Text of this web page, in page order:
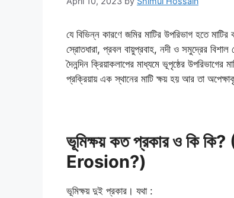
যে বিভিন্ন কারণে জমির মাটির উপরিভাগ হতে
স্রোতধারা, প্রবল বায়ুপ্রবাহ, নদী ও সমুদ্রের বিশাল
দৈনন্দিন ক্রিয়াকলাপের মাধ্যমে ভূপৃষ্ঠের
প্রক্রিয়ায় এক স্থানের মাটি ক্ষয় হয় আর তা
ভূমিক্ষয় কত প্রকার ও কি
Erosion?)
ভূমিক্ষয় দুই প্রকার। যথা :